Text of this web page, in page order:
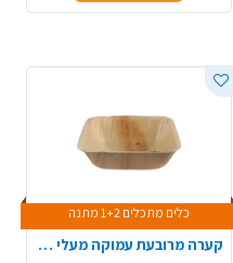
כלים מתכלים 1+2 מתנה
קערה מרובעת עמוקה מעלי דקל 10 יח' - גדול